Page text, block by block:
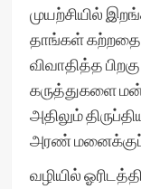
முயற்சியில்
தாங்கள்
விவாதித்த
கருத்துகளை
அதிலும்
அரண் மனைக்குப்
வழியில்